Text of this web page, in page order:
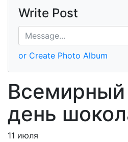
Write Post
or Create Photo Album
Всемирный
день
11 июля